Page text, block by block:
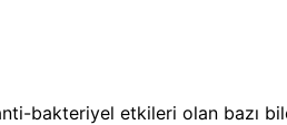
bakteriyel etkileri olan bazı